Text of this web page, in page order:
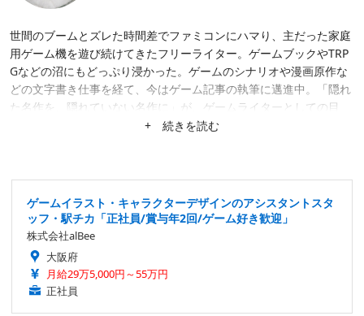
世間のブームとズレた時間差でファミコンにハマり、主だった家庭
用ゲーム機を遊び続けてきたフリーライター。ゲームブックやTRP
Gなどの沼にもどっぷり浸かった。ゲームのシナリオや漫画原作な
どの文字書き仕事を経て、今はゲーム記事の執筆に邁進中。「隠れ
た名作を、隠れていない名作に」が、ゲームライターとしての目
標。隙あらば、あまり知られていない作品にスポットを当てたが
+ 続きを読む
ゲームイラスト・キャラクターデザインのアシスタントスタ
ッフ・駅チカ「正社員/賞与年2回/ゲーム好き歓迎」
株式会社alBee
大阪府
月給29万5,000円～55万円
正社員